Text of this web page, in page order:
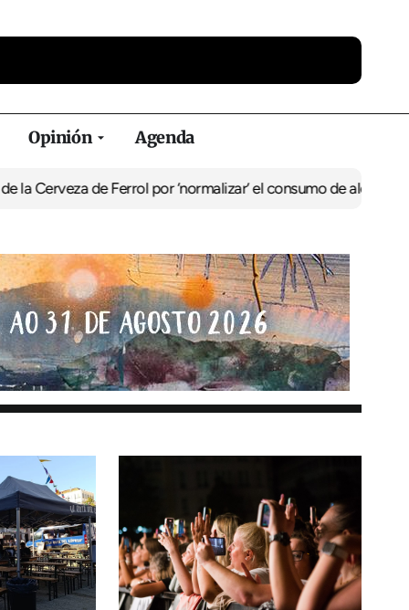
Opinión Agenda
Ferrol por ‘normalizar’ el consumo de alcoholDe Perlío a